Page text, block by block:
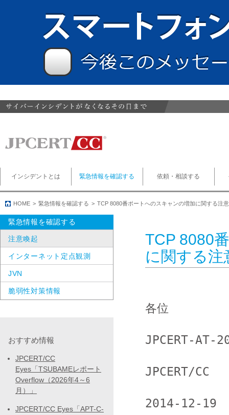
インシデントとは 緊急情報を確認する 依頼・相談する
HOME 緊急情報を確認する TCP 8080番ポートへのスキャンの増加に関する注
TCP 8080
に関する注
各位
JPCERT-AT-
JPCERT/CC
2014-12-19
緊急情報を確認する
注意喚起
インターネット定点観測
JVN
脆弱性対策情報
おすすめ情報
JPCERT/CC
Eyes「TSUBAMEレポート
Overflow（2026年4～6
月）」
JPCERT/CC Eyes「APT-C-